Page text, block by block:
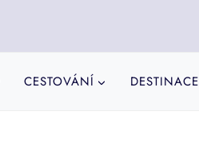
CESTOVÁNÍ DESTINACE